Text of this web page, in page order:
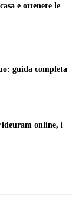
e ottenere le
guida completa
online, i